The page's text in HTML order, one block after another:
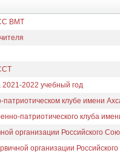
ВМТ
2022 учебный год
патриотическом клубе имени
патриотического клуба
организации Российского
организации